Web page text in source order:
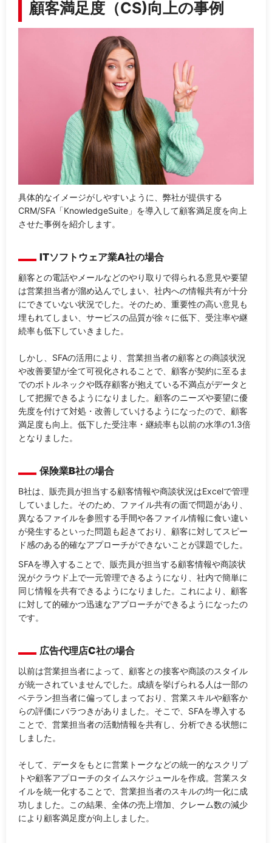
顧客満足度（CS)向上の事例
具体的なイメージがしやすいように、弊社が提供する
CRM/SFA「KnowledgeSuite」を導入して顧客満足度を向上
させた事例を紹介します。
ITソフトウェア業A社の場合
顧客との電話やメールなどのやり取りで得られる意見や要望
は営業担当者が溜め込んでしまい、社内への情報共有が十分
にできていない状況でした。そのため、重要性の高い意見も
埋もれてしまい、サービスの品質が徐々に低下、受注率や継
続率も低下していきました。
しかし、SFAの活用により、営業担当者の顧客との商談状況
や改善要望が全て可視化されることで、顧客が契約に至るま
でのボトルネックや既存顧客が抱えている不満点がデータと
して把握できるようになりました。顧客のニーズや要望に優
先度を付けて対処・改善していけるようになったので、顧客
満足度も向上。低下した受注率・継続率も以前の水準の1.3倍
となりました。
保険業B社の場合
B社は、販売員が担当する顧客情報や商談状況はExcelで管理
していました。そのため、ファイル共有の面で問題があり、
異なるファイルを参照する手間や各ファイル情報に食い違い
が発生するといった問題も起きており、顧客に対してスピー
ド感のある的確なアプローチができないことが課題でした。
SFAを導入することで、販売員が担当する顧客情報や商談状
況がクラウド上で一元管理できるようになり、社内で簡単に
同じ情報を共有できるようになりました。これにより、顧客
に対して的確かつ迅速なアプローチができるようになったの
です。
広告代理店C社の場合
以前は営業担当者によって、顧客との接客や商談のスタイル
が統一されていませんでした。成績を挙げられる人は一部の
ベテラン担当者に偏ってしまっており、営業スキルや顧客か
らの評価にバラつきがありました。そこで、SFAを導入する
ことで、営業担当者の活動情報を共有し、分析できる状態に
しました。
そして、データをもとに営業トークなどの統一的なスクリプ
トや顧客アプローチのタイムスケジュールを作成。営業スタ
イルを統一化することで、営業担当者のスキルの均一化に成
功しました。この結果、全体の売上増加、クレーム数の減少
により顧客満足度が向上しました。